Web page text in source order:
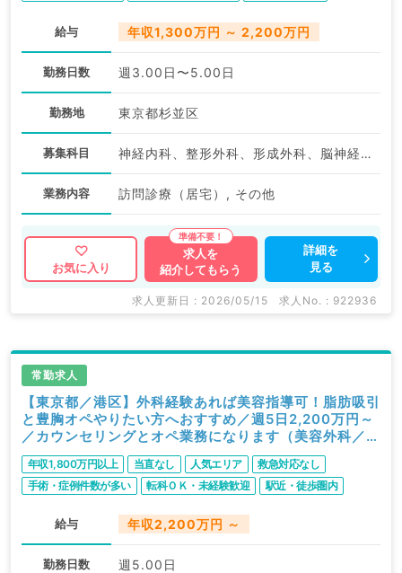
給与 年収1,300万円 ～ 2,200万円
勤務日数 週3.00日〜5.00日
勤務地 東京都杉並区
募集科目 神経内科、整形外科、形成外科、脳神経外科、呼吸器外科、心臓血管外科、泌尿器科、一般内科、循環器内科、呼吸器内科、消化器内科、内分泌・代謝内科、腎臓内科、老年内科、血液内科、外科系全般、一般外科、消化器外科、乳腺外科、膠原病科、大腸・肛門外科
業務内容 訪問診療（居宅）, その他
お気に入り
求人を
紹介してもらう
詳細を
見る
求人更新日 : 2026/05/15 求人No. : 922936
常勤求人
【東京都／港区】外科経験あれば美容指導可！脂肪吸引
と豊胸オペやりたい方へおすすめ／週5日2,200万円～
／カウンセリングとオペ業務になります（美容外科／常
勤）
年収1,800万円以上 当直なし 人気エリア
救急対応なし
手術・症例件数が多い
転科ＯＫ・未経験歓迎 駅近・徒歩圏内
給与 年収2,200万円 ～
勤務日数 週5.00日